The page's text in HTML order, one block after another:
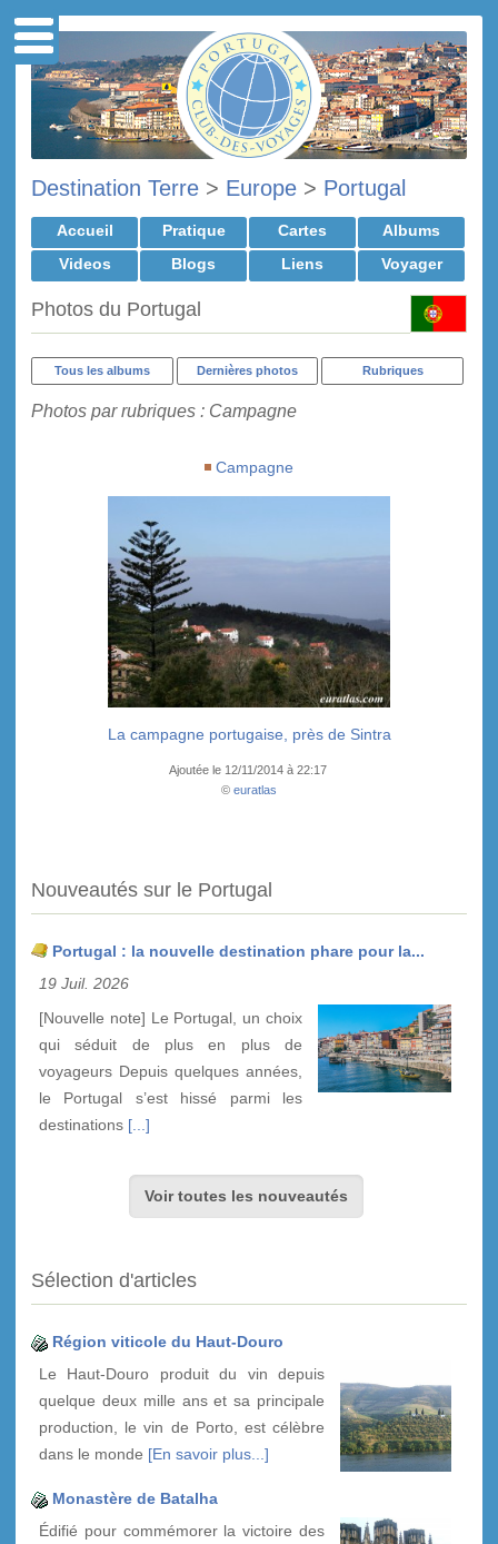
Destination Terre > Europe > Portugal
Accueil Pratique Cartes
Albums
Videos
Blogs Liens Voyager
Photos du Portugal
Tous les albums Dernières photos Rubriques
Photos par rubriques : Campagne
Campagne
La campagne portugaise, près de Sintra
Ajoutée le 12/11/2014 à 22:17
© euratlas
Nouveautés sur le Portugal
Portugal : la nouvelle destination phare pour la...
19 Juil. 2026
[Nouvelle note] Le Portugal, un choix
qui séduit de plus en plus de
voyageurs Depuis quelques années,
le Portugal s’est hissé parmi les
destinations [...]
Voir toutes les nouveautés
Sélection d'articles
Région viticole du Haut-Douro
Le Haut-Douro produit du vin depuis
quelque deux mille ans et sa principale
production, le vin de Porto, est célèbre
dans le monde [En savoir plus...]
Monastère de Batalha
Édifié pour commémorer la victoire des